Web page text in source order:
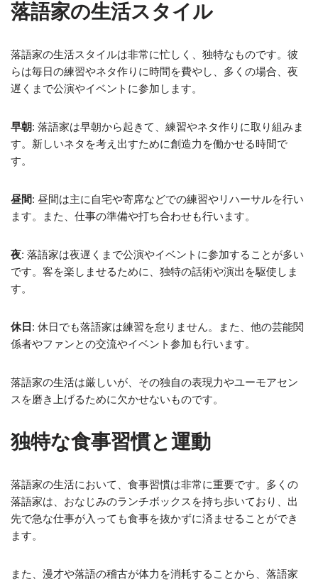
落語家の生活スタイル
落語家の生活スタイルは非常に忙しく、独特なものです。彼
らは毎日の練習やネタ作りに時間を費やし、多くの場合、夜
遅くまで公演やイベントに参加します。
早朝: 落語家は早朝から起きて、練習やネタ作りに取り組みま
す。新しいネタを考え出すために創造力を働かせる時間で
す。
昼間: 昼間は主に自宅や寄席などでの練習やリハーサルを行い
ます。また、仕事の準備や打ち合わせも行います。
夜: 落語家は夜遅くまで公演やイベントに参加することが多い
です。客を楽しませるために、独特の話術や演出を駆使しま
す。
休日 : 休日でも落語家は練習を怠りません。また、他の芸能関
係者やファンとの交流やイベント参加も行います。
落語家の生活は厳しいが、その独自の表現力やユーモアセン
スを磨き上げるために欠かせないものです。
独特な食事習慣と運動
落語家の生活において、食事習慣は非常に重要です。多くの
落語家は、おなじみのランチボックスを持ち歩いており、出
先で急な仕事が入っても食事を抜かずに済ませることができ
ます。
また、漫才や落語の稽古が体力を消耗することから、落語家